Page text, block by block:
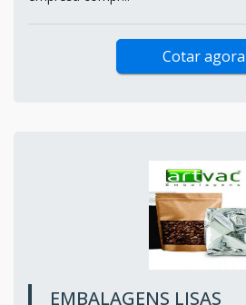
Cotar agora
EMBALAGENS LISAS